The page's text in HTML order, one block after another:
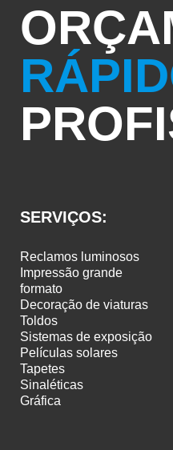
SERVIÇOS:
reclamos luminosos
formato
decoração de viaturas
toldos
sistemas de exposição
películas solares
tapetes
sinaléticas
gráfica